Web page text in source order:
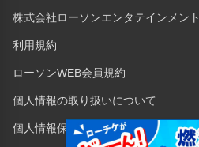
株式会社ローソンエンタテインメント
利用規約
ローソンWEB会員規約
個人情報の取り扱いについて
個人情報保護方針